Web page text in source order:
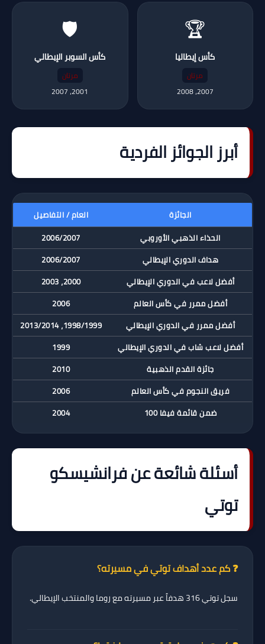
🏆
كأس إيطاليا
مرتان
2007، 2008
🛡️
كأس السوبر الإيطالي
مرتان
2001، 2007
أبرز الجوائز الفردية
الجائزة
العام / التفاصيل
الحذاء الذهبي الأوروبي
2006/2007
هداف الدوري الإيطالي
2006/2007
أفضل لاعب في الدوري الإيطالي
2000، 2003
أفضل ممرر في كأس العالم
2006
أفضل ممرر في الدوري الإيطالي
1998/1999، 2013/2014
أفضل لاعب شاب في الدوري الإيطالي
1999
جائزة القدم الذهبية
2010
فريق النجوم في كأس العالم
2006
ضمن قائمة فيفا 100
2004
أسئلة شائعة عن فرانشيسكو
توتي
❓ كم عدد أهداف توتي في مسيرته؟
سجل توتي316 هدفاً عبر مسيرته مع روما والمنتخب الإيطالي.